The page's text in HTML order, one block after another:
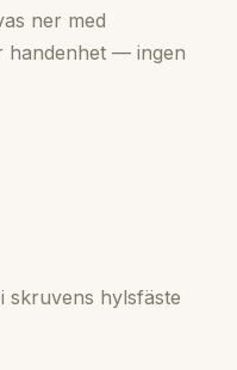
ner med
handenhet — ingen
skruvens hylsfäste